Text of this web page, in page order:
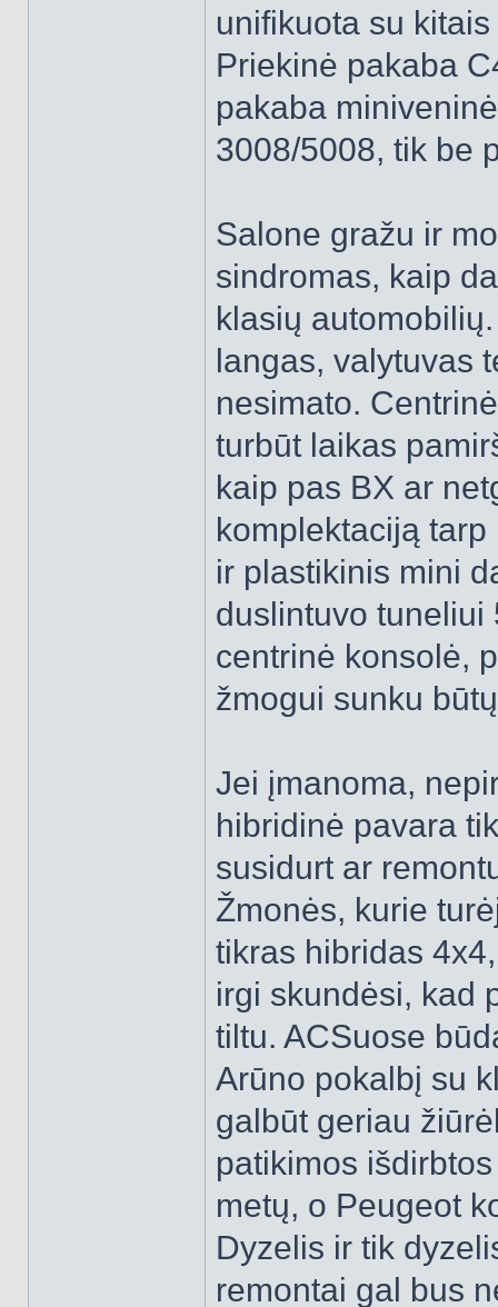
unifikuota su
Priekinė pakaba
pakaba
3008/5008, tik be
Salone gražu ir
sindromas, kaip
klasių
langas, valytuvas
nesimato.
turbūt laikas
kaip pas BX ar
komplektaciją
ir plastikinis mini
duslintuvo tuneliui
centrinė konsolė,
žmogui sunku
Jei įmanoma,
hibridinė pavara
susidurt ar
Žmonės, kurie
tikras hibridas
irgi skundėsi, kad
tiltu. ACSuose
Arūno pokalbį su
galbūt geriau
patikimos
metų, o Peugeot
Dyzelis ir tik
remontai gal bus